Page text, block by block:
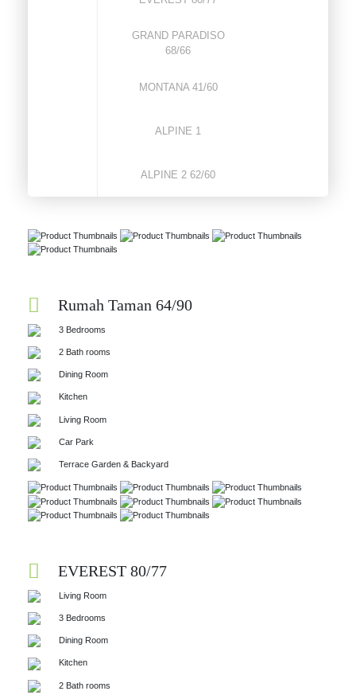
GRAND PARADISO
68/66
MONTANA 41/60
ALPINE 1
ALPINE 2 62/60
Rumah Taman 64/90
3 Bedrooms
2 Bath rooms
Dining Room
Kitchen
Living Room
Car Park
Terrace Garden & Backyard
EVEREST 80/77
Living Room
3 Bedrooms
Dining Room
Kitchen
2 Bath rooms